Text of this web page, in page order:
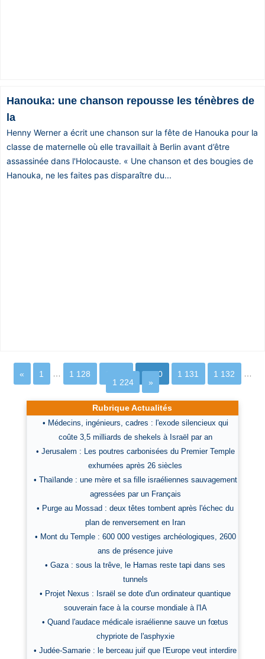
Hanouka: une chanson repousse les ténèbres de
la
Henny Werner a écrit une chanson sur la fête de Hanouka pour la
classe de maternelle où elle travaillait à Berlin avant d’être
assassinée dans l'Holocauste. « Une chanson et des bougies de
Hanouka, ne les faites pas disparaître du...
« 1 1 128 1 130 1 131 1 132
1 224
»
Rubrique Actualités
• Médecins, ingénieurs, cadres : l'exode silencieux qui
coûte 3,5 milliards de shekels à Israël par an
• Jerusalem : Les poutres carbonisées du Premier Temple
exhumées après 26 siècles
• Thaïlande : une mère et sa fille israéliennes sauvagement
agressées par un Français
• Purge au Mossad : deux têtes tombent après l'échec du
plan de renversement en Iran
• Mont du Temple : 600 000 vestiges archéologiques, 2600
ans de présence juive
• Gaza : sous la trêve, le Hamas reste tapi dans ses
tunnels
• Projet Nexus : Israël se dote d'un ordinateur quantique
souverain face à la course mondiale à l'IA
• Quand l'audace médicale israélienne sauve un fœtus
chypriote de l'asphyxie
• Judée-Samarie : le berceau juif que l'Europe veut interdire